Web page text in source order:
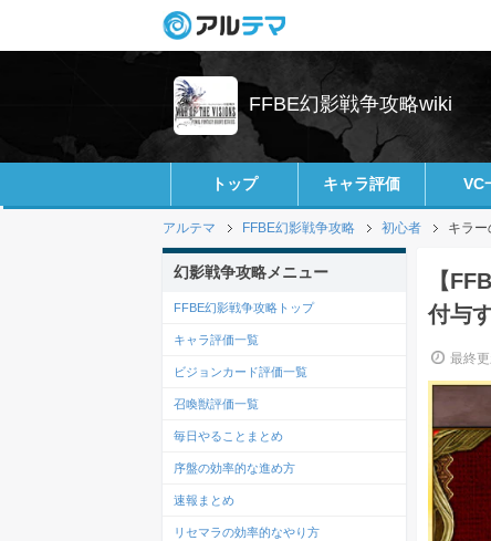
FFBE幻影戦争攻略wiki
トップ キャラ評価 VC
アルテマ FFBE幻影戦争攻略 初心者 キラ
【
付与
最終
幻影戦争攻略メニュー
FFBE幻影戦争攻略トップ
キャラ評価一覧
ビジョンカード評価一覧
召喚獣評価一覧
毎日やることまとめ
序盤の効率的な進め方
速報まとめ
リセマラの効率的なやり方